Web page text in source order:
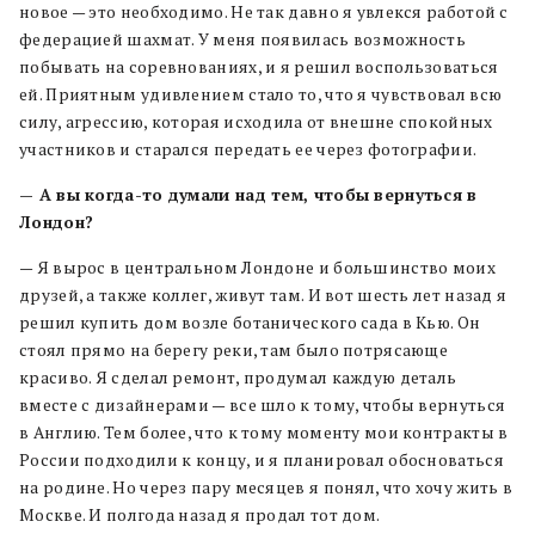
новое — это необходимо. Не так давно я увлекся работой с
федерацией шахмат. У меня появилась возможность
побывать на соревнованиях, и я решил воспользоваться
ей. Приятным удивлением стало то, что я чувствовал всю
силу, агрессию, которая исходила от внешне спокойных
участников и старался передать ее через фотографии.
— А вы когда-то думали над тем, чтобы вернуться в
Лондон?
— Я вырос в центральном Лондоне и большинство моих
друзей, а также коллег, живут там. И вот шесть лет назад я
решил купить дом возле ботанического сада в Кью. Он
стоял прямо на берегу реки, там было потрясающе
красиво. Я сделал ремонт, продумал каждую деталь
вместе с дизайнерами — все шло к тому, чтобы вернуться
в Англию. Тем более, что к тому моменту мои контракты в
России подходили к концу, и я планировал обосноваться
на родине. Но через пару месяцев я понял, что хочу жить в
Москве. И полгода назад я продал тот дом.